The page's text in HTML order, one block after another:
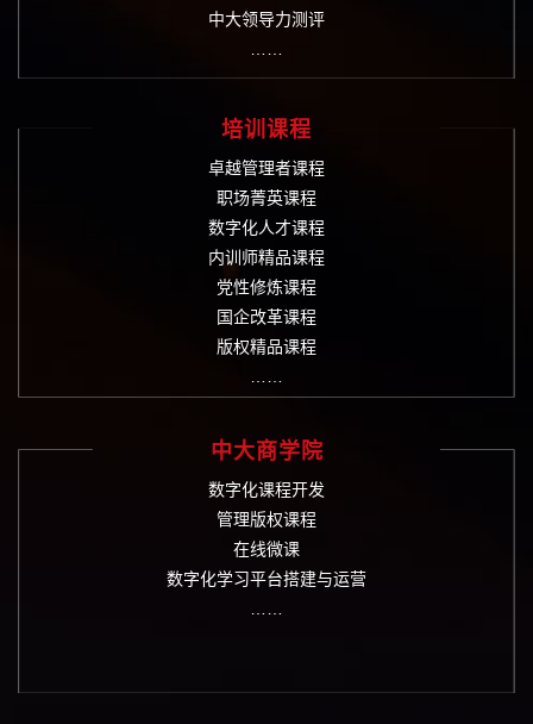
中大领导力测评
培训课程
卓越管理者课程
职场菁英课程
数字化人才课程
内训师精品课程
党性修炼课程
国企改革课程
版权精品课程
中大商学院
数字化课程开发
管理版权课程
在线微课
数字化学习平台搭建与运营